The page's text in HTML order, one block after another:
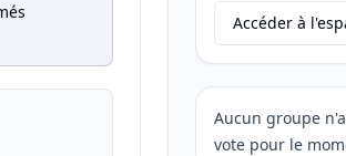
Accéder à
Aucun groupe
vote pour le